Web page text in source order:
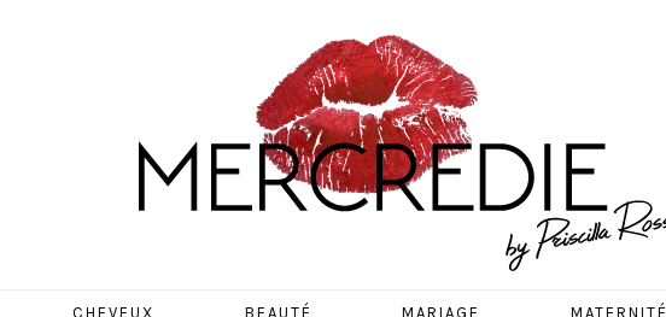
CHEVEUX BEAUTÉ MARIAGE MATERNITÉ